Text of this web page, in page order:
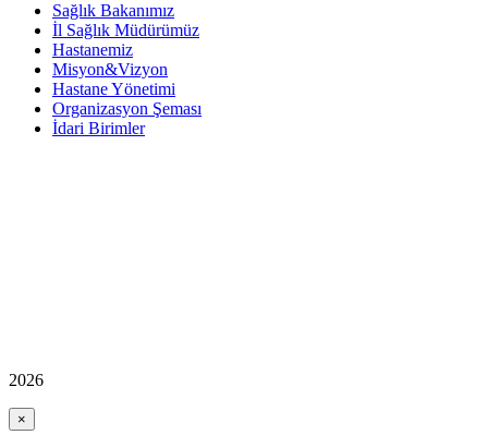
Sağlık Bakanımız
İl Sağlık Müdürümüz
Hastanemiz
Misyon&Vizyon
Hastane Yönetimi
Organizasyon Şeması
İdari Birimler
2026
×